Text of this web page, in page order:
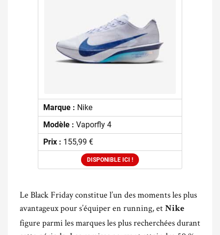
Marque : Nike
Modèle : Vaporfly 4
Prix : 155,99 €
DISPONIBLE ICI !
Le Black Friday constitue l’un des moments les plus
avantageux pour s’équiper en running, et Nike
figure parmi les marques les plus recherchées durant